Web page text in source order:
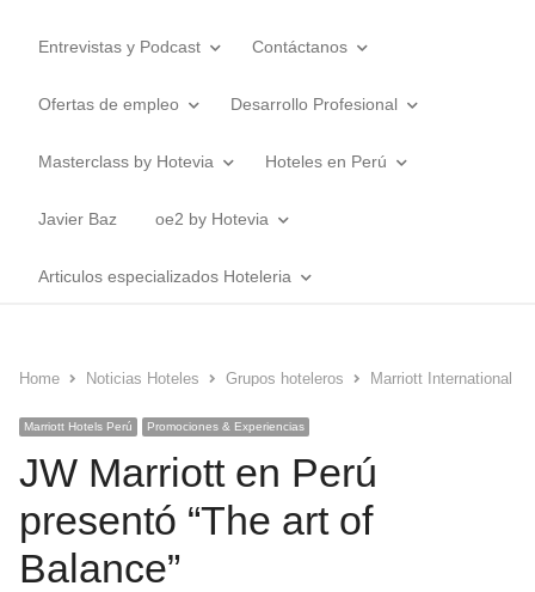
Entrevistas y Podcast Contáctanos
Ofertas de empleo Desarrollo Profesional
Masterclass by Hotevia Hoteles en Perú
Javier Baz oe2 by Hotevia
Articulos especializados Hoteleria
Home Noticias Hoteles Grupos hoteleros Marriott International
Marriott Hotels Perú Promociones & Experiencias
JW Marriott en Perú
presentó “The art of
Balance”